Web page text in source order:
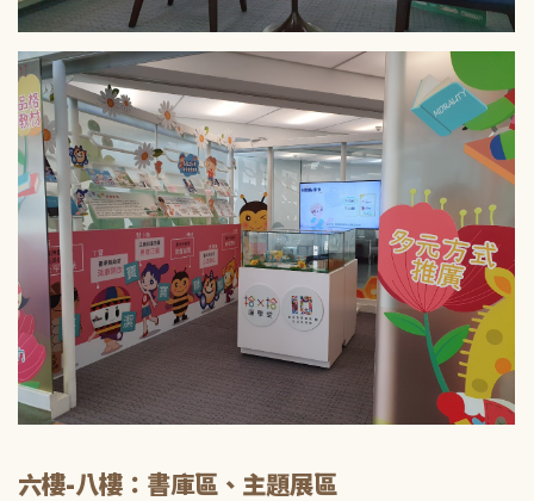
六樓-八樓：書庫區、主題展區